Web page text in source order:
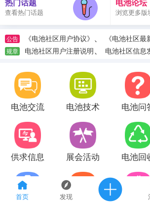
首页 发现
热门话题
查看热门话题
电池论坛
浏览更多版
公告 《电池社区用户协议》 、 《电池社区最
规章 电池社区用户注册说明、 电池社区信息
电池交流 电池技术 电池问
供求信息 展会活动 电池回